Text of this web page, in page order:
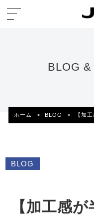
BLOG &
ホーム > BLOG > 【加
BLOG
【加工感